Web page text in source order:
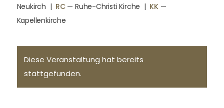
Neukirch | RC— Ruhe-Christi Kirche | KK—
Kapellenkirche
Diese Veranstaltung hat bereits
stattgefunden.